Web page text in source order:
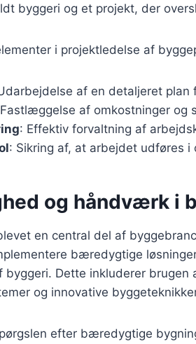
byggeri og et projekt, der
i projektledelse af
af en detaljeret plan
af omkostninger og
: Effektiv forvaltning af
: Sikring af, at arbejdet udføres
og håndværk i
en central del af
bæredygtige
byggeri. Dette inkluderer brugen
og innovative
efter bæredygtige